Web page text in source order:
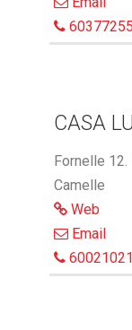
CASA
Fornelle
Camelle
Web
Email